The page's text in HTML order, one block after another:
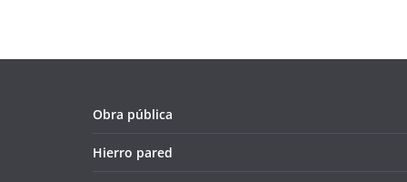
Obra pública
Hierro pared